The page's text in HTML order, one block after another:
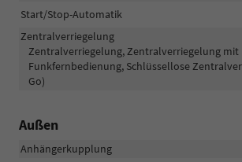
Start/Stop-Automatik
Zentralverriegelung
Zentralverriegelung, Zentralverriegelung mit
Funkfernbedienung, Schlüssellose
Go)
Außen
Anhängerkupplung